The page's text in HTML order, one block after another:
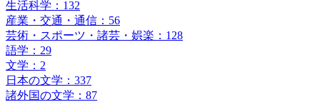
生活科学：132
産業・交通・通信：56
芸術・スポーツ・諸芸・娯楽：128
語学：29
文学：2
日本の文学：337
諸外国の文学：87